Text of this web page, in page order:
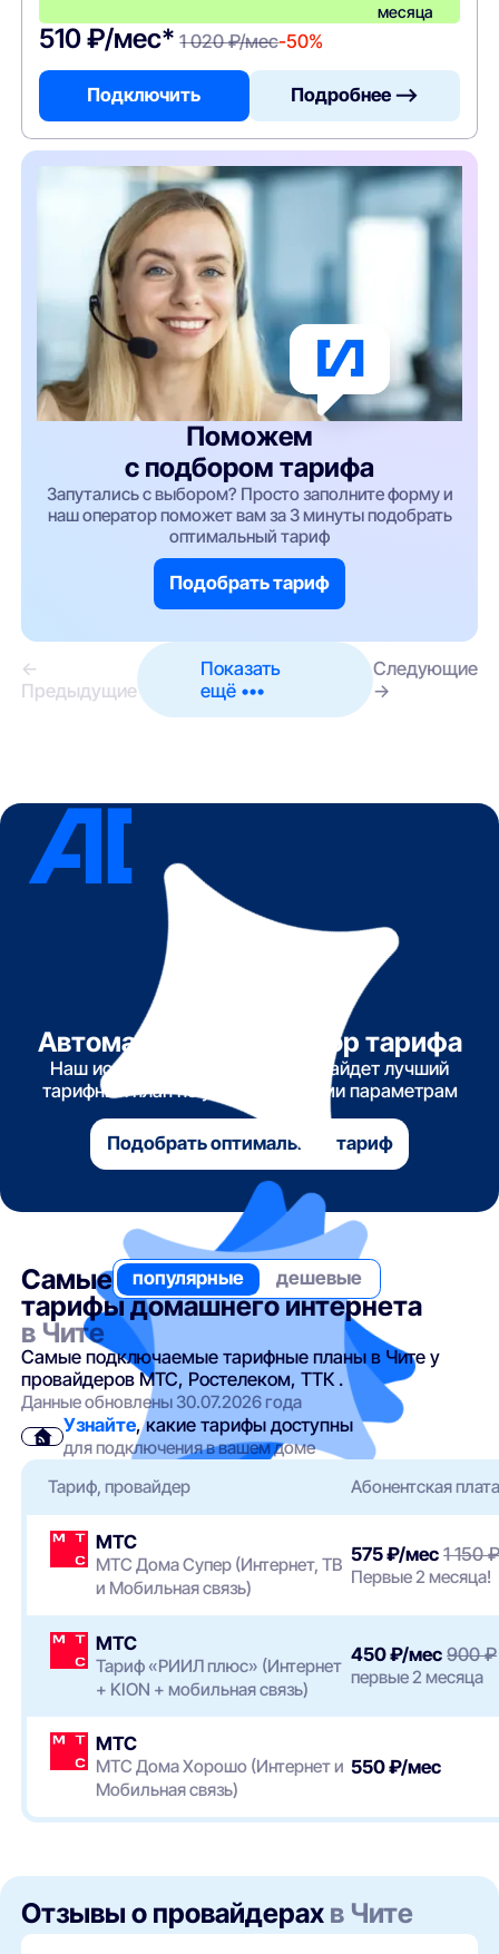
месяца
510 ₽/мес* 1 020 ₽/мес-50%
Подключить Подробнее —>
Поможем
с подбором тарифа
Запутались с выбором? Просто заполните форму и
наш оператор поможет вам за 3 минуты подобрать
оптимальный тариф
Подобрать тариф
←
Предыдущие
Показать
ещё •••
Следующие
→
Автоматический подбор тарифа
Наш искусственный интеллект найдет лучший
тарифный план по указанным вами параметрам
Подобрать оптимальный тариф
Самые популярные дешевые
тарифы домашнего интернета
в Чите
Самые подключаемые тарифные планы в Чите у
провайдеров МТС, Ростелеком, ТТК .
Данные обновлены 30.07.2026 года
Узнайте, какие тарифы доступны
для подключения в вашем доме
Тариф, провайдер
Абонентская
МТС
МТС Дома Супер (Интернет, ТВ
и Мобильная связь)
575 ₽/мес 1 150
Первые 2 месяца!
МТС
Тариф «РИИЛ плюс» (Интернет
+ KION + мобильная связь)
450 ₽/мес 900 ₽
первые 2 месяца
МТС
МТС Дома Хорошо (Интернет и
Мобильная связь)
550 ₽/мес
Отзывы о провайдерах в Чите